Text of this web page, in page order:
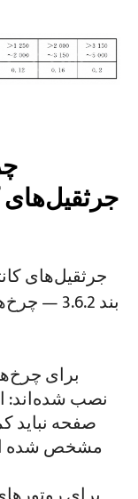
برای
نصب شده‌اند:
صفحه نباید